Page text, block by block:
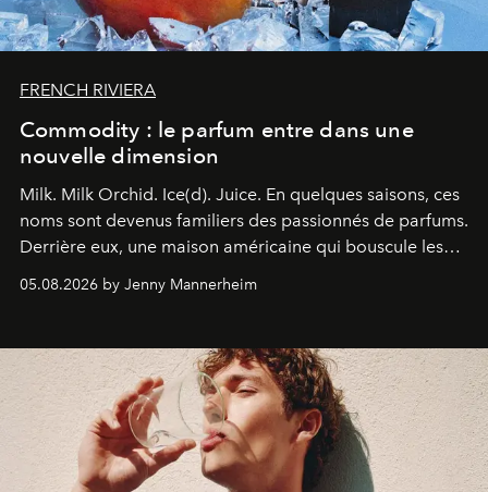
FRENCH RIVIERA
Commodity : le parfum entre dans une
nouvelle dimension
Milk. Milk Orchid. Ice(d). Juice. En quelques saisons, ces
noms sont devenus familiers des passionnés de parfums.
Derrière eux, une maison américaine qui bouscule les
une approche aussi intuitive que personnelle :
05.08.2026 by Jenny Mannerheim